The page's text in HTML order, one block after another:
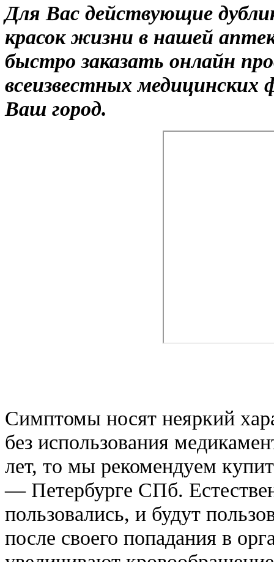
Для Вас действующие
красок жизни в нашей
быстро заказать онлайн
всеизвестных медицинских
Ваш город.
Симптомы носят неяркий
без использования
лет, то мы рекомендуем
— Петербурге СПб.
пользовались, и будут
после своего попадания в